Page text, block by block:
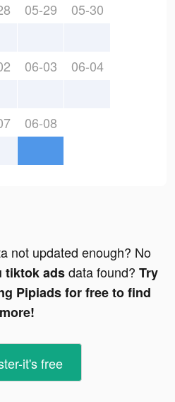
05-29 05-30
06-03 06-04
06-08
not updated enough? No
tiktok adsdata found? Try
Pipiads for free to find
more!
it's free